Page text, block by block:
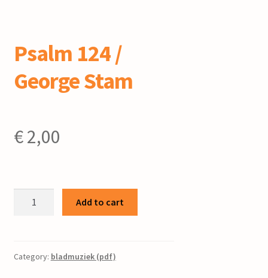
Psalm 124 /
George Stam
€2,00
Stam
Add to cart
Category: bladmuziek (pdf)